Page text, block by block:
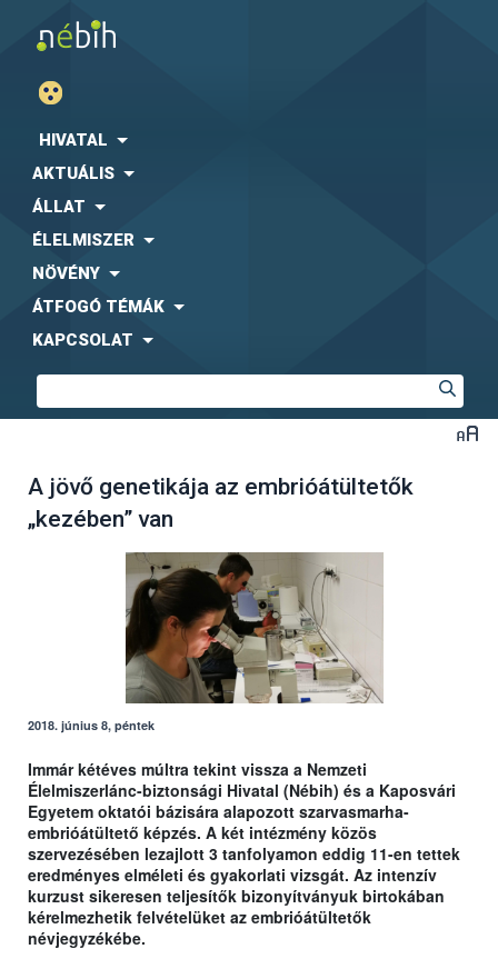
HIVATAL
AKTUÁLIS
ÁLLAT
ÉLELMISZER
NÖVÉNY
ÁTFOGÓ TÉMÁK
KAPCSOLAT
A jövő genetikája az embrióátültetők
„kezében” van
2018. június 8, péntek
Immár kétéves múltra tekint vissza a Nemzeti
Élelmiszerlánc-biztonsági Hivatal (Nébih) és a Kaposvári
Egyetem oktatói bázisára alapozott szarvasmarha-
embrióátültető képzés. A két intézmény közös
szervezésében lezajlott 3 tanfolyamon eddig 11-en tettek
eredményes elméleti és gyakorlati vizsgát. Az intenzív
kurzust sikeresen teljesítők bizonyítványuk birtokában
kérelmezhetik felvételüket az embrióátültetők
névjegyzékébe.